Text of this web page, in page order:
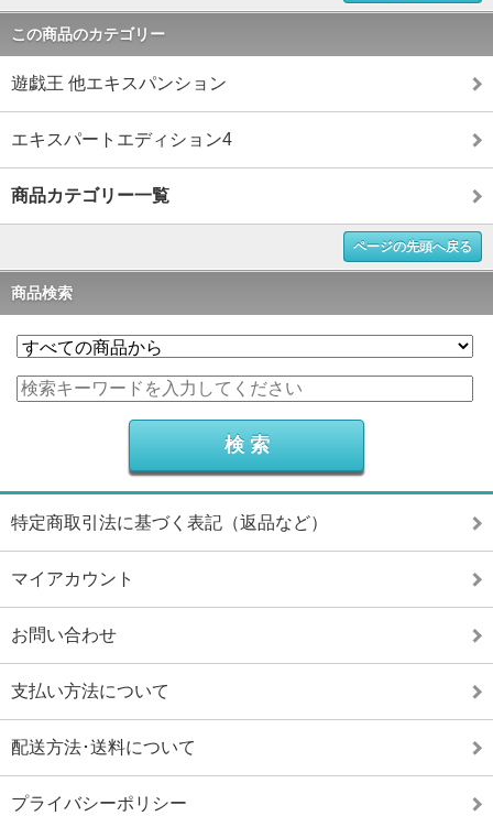
この商品のカテゴリー
遊戯王 他エキスパンション
エキスパートエディション4
商品カテゴリー一覧
ページの先頭へ戻る
商品検索
特定商取引法に基づく表記（返品など）
マイアカウント
お問い合わせ
支払い方法について
配送方法･送料について
プライバシーポリシー